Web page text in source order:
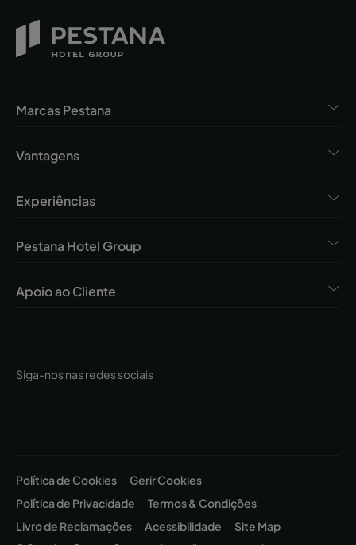
Siga-nos nas redes sociais
Marcas Pestana
Vantagens
Experiências
Pestana Hotel Group
Apoio ao Cliente
Política de Cookies
Gerir Cookies
Política de Privacidade
Termos & Condições
Livro de Reclamações
Acessibilidade Site Map